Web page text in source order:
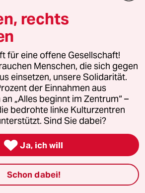
rechts
für eine offene Gesellschaft!
Menschen, die sich gegen
einsetzen, unsere Solidarität.
der Einnahmen aus
„Alles beginnt im Zentrum“ –
bedrohte linke Kulturzentren
Sind Sie dabei?
 Ja, ich will
Schon dabei!